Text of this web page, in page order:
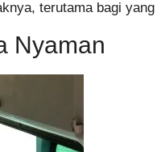
terutama bagi
Nyaman